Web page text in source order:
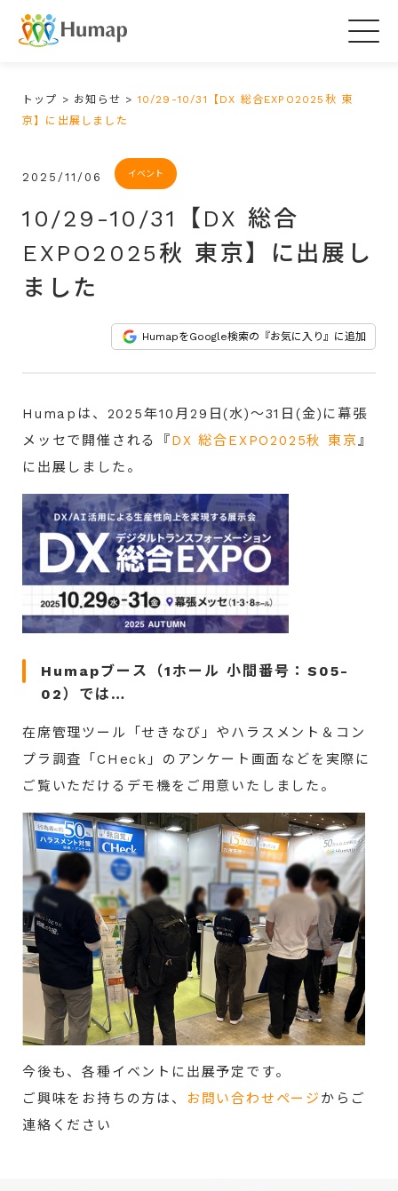
トップ > お知らせ >10/29-10/31【DX 総合EXPO2025秋 東
京】に出展しました
2025/11/06 イベント
10/29-10/31【DX 総合
EXPO2025秋 東京】に出展し
ました
HumapをGoogle検索の『お気に入り』に追加
Humapは、2025年10月29日(水)～31日(金)に幕張
メッセで開催される『DX 総合EXPO2025秋 東京』
に 出展しました。
Humapブース（1ホール 小間番号：S05-
02）では…
在席管理ツール「せきなび」やハラスメント＆コン
プラ調査「CHeck」のアンケート画面などを実際に
ご覧いただけるデモ機をご用意いたしました。
今後も、各種イベントに出展予定です。
ご興味をお持ちの方は、
お問い合わせページ からご
連絡ください